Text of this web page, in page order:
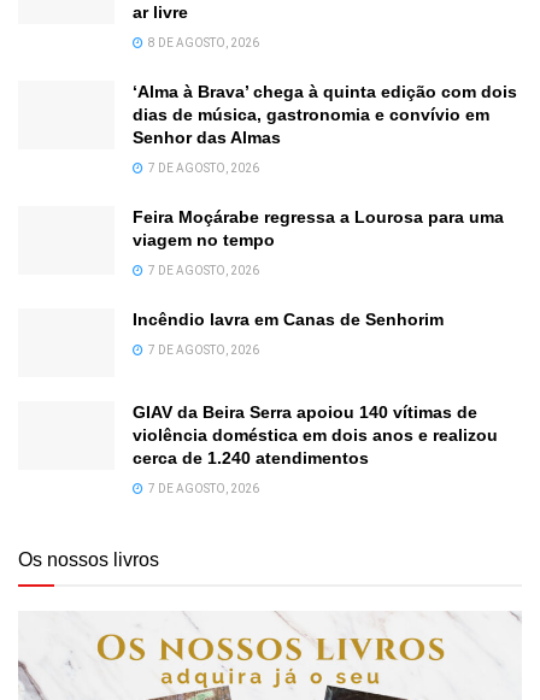
ar livre
8 DE AGOSTO, 2026
‘Alma à Brava’ chega à quinta edição com dois
dias de música, gastronomia e convívio em
Senhor das Almas
7 DE AGOSTO, 2026
Feira Moçárabe regressa a Lourosa para uma
viagem no tempo
7 DE AGOSTO, 2026
Incêndio lavra em Canas de Senhorim
7 DE AGOSTO, 2026
GIAV da Beira Serra apoiou 140 vítimas de
violência doméstica em dois anos e realizou
cerca de 1.240 atendimentos
7 DE AGOSTO, 2026
Os nossos livros